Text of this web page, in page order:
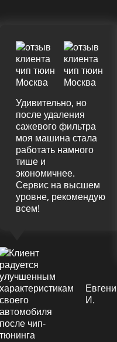
Удивительно, но
после удаления
сажевого фильтра
моя машина стала
работать намного
тише и
экономичнее.
Сервис на высшем
уровне, рекомендую
всем!
И.